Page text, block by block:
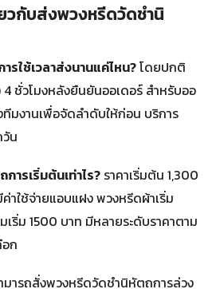
วกับส่งพวงหรีดวัดชำนิ
ใช้เวลาส่งนานแค่ไหน?โดยปกติ
4 ชั่วโมงหลังยืนยันออเดอร์ สำหรับออ
มงานเพื่อจัดลำดับให้ก่อน บริการ
น
ารเริ่มต้นเท่าไร? ราคาเริ่มต้น 1,300
าใช้จ่ายแอบแฝง พวงหรีดผ้าเริ่ม
ริ่ม 1500 บาท มีหลายระดับราคาตาม
ก
มารถสั่งพวงหรีดวัดชำนิหัตถการล่วง